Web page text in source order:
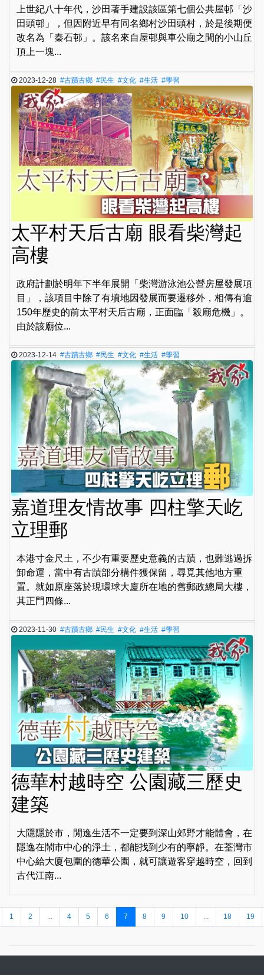
上世紀八十年代，沙田著手建設該區第七個公共屋邨「沙
田頭邨」，但因附近早有同名鄉村沙田頭村，於是後期便
改名為「秦石邨」。該名來自屋邨與車公廟之間的小山丘
頂上一塊...
2023-12-28#古蹟古鄉 #民生 #文化 #生活 #學習
太平村天后古廟 眼看柴灣起
高樓
政府計劃於明年下半年展開「柴灣游泳池公營房屋發展項
目」，該項目中除了有墳地因發展而要遷移外，相傳有逾
150年歷史的前太平村天后古廟，正面臨「殺廟危機」。
由於該廟位...
2023-12-14#古蹟古鄉 #民生 #文化 #生活 #學習
嘉道理友情故事 四柱擎天屹
立理郵
本港寸金尺土，不少有重要歷史意義的古蹟，也難逃過拆
卸命運，當中有古蹟部分構件獲保留，尋覓其他地方重
置。就如原座落於現環球大廈所在地的舊郵政總局大樓，
其正門四條...
2023-11-30#古蹟古鄉 #民生 #文化 #生活 #學習
德華村越時空 公園藏三歷史
建築
大隱隱於市，閒逸生活不一定要到深山郊野才能體會，在
隱逸在鬧市中心的淨土，都能找到少有的寧靜。在荃灣市
中心給大廈包圍的德華公園，就可讓遊客穿越時空，回到
古代江南...
1 2 4 5 6 7 8 9 10 18 19